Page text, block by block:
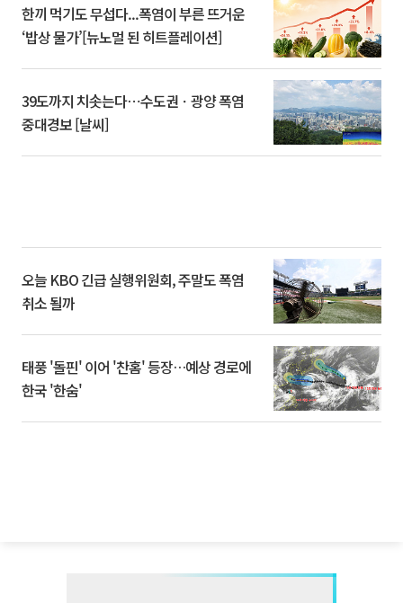
한끼 먹기도 무섭다...폭염이 부른 뜨거운
‘밥상 물가’[뉴노멀 된 히트플레이션]
39도까지 치솟는다⋯수도권ㆍ광양 폭염
중대경보 [날씨]
오늘 KBO 긴급 실행위원회, 주말도 폭염
취소 될까
태풍 '돌핀' 이어 '찬홈' 등장…예상 경로에
한국 '한숨'